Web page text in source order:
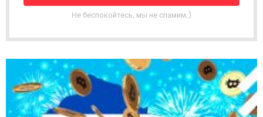
Р
С
С
Ы
Л
К
Не беспокойтесь, мы не спамим;)